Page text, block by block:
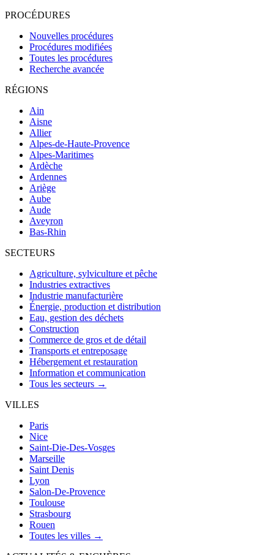
PROCÉDURES
Nouvelles procédures
Procédures modifiées
Toutes les procédures
Recherche avancée
RÉGIONS
Ain
Aisne
Allier
Alpes-de-Haute-Provence
Alpes-Maritimes
Ardèche
Ardennes
Ariège
Aube
Aude
Aveyron
Bas-Rhin
SECTEURS
Agriculture, sylviculture et pêche
Industries extractives
Industrie manufacturière
Énergie, production et distribution
Eau, gestion des déchets
Construction
Commerce de gros et de détail
Transports et entreposage
Hébergement et restauration
Information et communication
Tous les secteurs →
VILLES
Paris
Nice
Saint-Die-Des-Vosges
Marseille
Saint Denis
Lyon
Salon-De-Provence
Toulouse
Strasbourg
Rouen
Toutes les villes →